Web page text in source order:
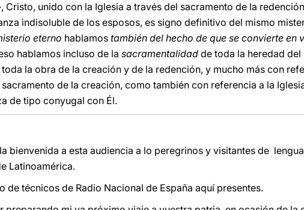
Cristo, unido con la Iglesia a través del sacramento de la
indisoluble de los esposos, es signo definitivo del mismo
eterno hablamos también del hecho de que se convierte en
hablamos incluso de la sacramentalidad de toda la heredad del
la obra de la creación y de la redención, y mucho más con
de la creación, como también con referencia a la
de tipo conyugal con Él.
bienvenida a esta audiencia a lo peregrinos y visitantes de
Latinoamérica.
de técnicos de Radio Nacional de España aquí presentes.